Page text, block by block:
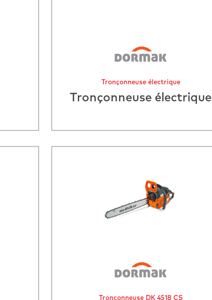
Tronçonneuse électrique
Tronçonneuse électrique
Tronçonneuse DK 4518 CS